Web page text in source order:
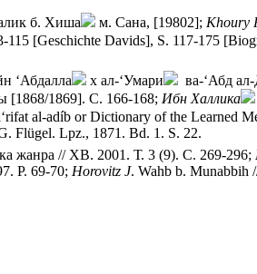
б. Хиша м. Сана, [19802]; Khoury
[Geschichte Davids], S. 117-175
‘Абдалла х ал-‘Умари ва-‘Абд
[1868/1869]. С. 166-168; Ибн Халлика
al-adíb or Dictionary of the Learned
Flügel. Lpz., 1871. Bd. 1. S. 22.
жанра // ХВ. 2001. Т. 3 (9). С. 269-296;
P. 69-70; Horovitz J. Wahb b. Munabbih